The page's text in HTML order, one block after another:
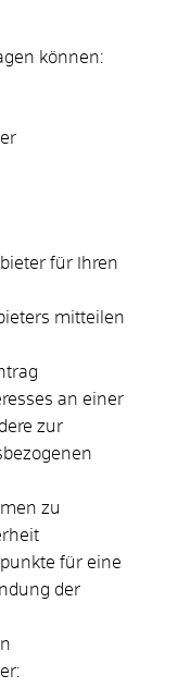
können:
für Ihren
mitteilen
an einer
zur
zu
für eine
der